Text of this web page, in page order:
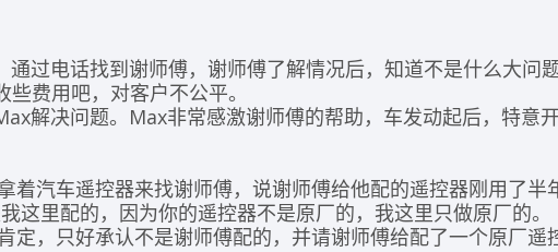
通过电话找到谢师傅，谢师傅了解情况后，知道不是什么大问
费用吧，对客户不公平。
解决问题。Max非常感激谢师傅的帮助，车发动起后，特意
着汽车遥控器来找谢师傅，说谢师傅给他配的遥控器刚用了半
这里配的，因为你的遥控器不是原厂的，我这里只做原厂的。
定，只好承认不是谢师傅配的，并请谢师傅给配了一个原厂遥